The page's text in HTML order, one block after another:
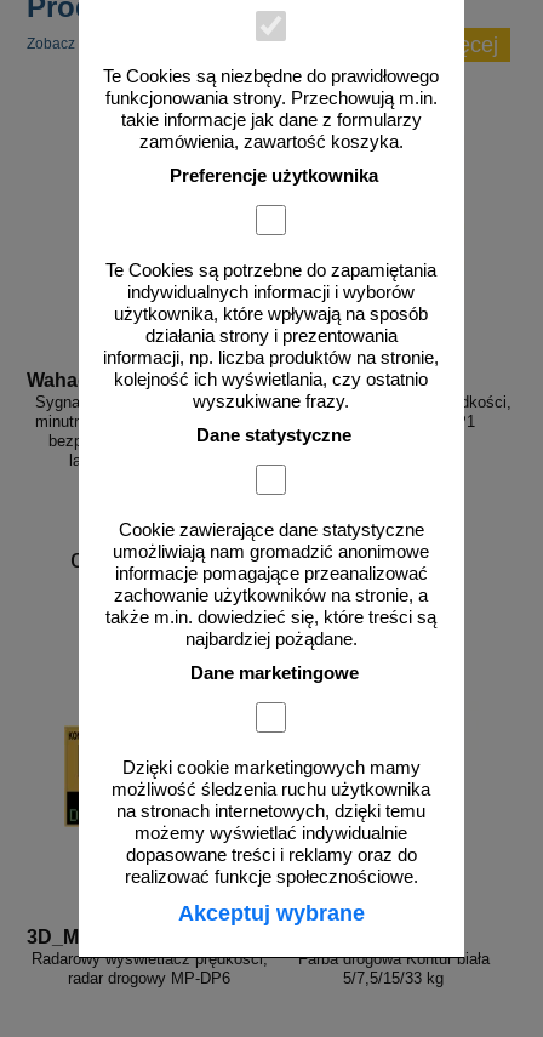
Te Cookies są niezbędne do prawidłowego
funkcjonowania strony. Przechowują m.in.
takie informacje jak dane z formularzy
zamówienia, zawartość koszyka.
Preferencje użytkownika
Te Cookies są potrzebne do zapamiętania
indywidualnych informacji i wyborów
użytkownika, które wpływają na sposób
działania strony i prezentowania
informacji, np. liczba produktów na stronie,
kolejność ich wyświetlania, czy ostatnio
wyszukiwane frazy.
Dane statystyczne
Cookie zawierające dane statystyczne
umożliwiają nam gromadzić anonimowe
informacje pomagające przeanalizować
zachowanie użytkowników na stronie, a
także m.in. dowiedzieć się, które treści są
najbardziej pożądane.
Dane marketingowe
Dzięki cookie marketingowych mamy
możliwość śledzenia ruchu użytkownika
na stronach internetowych, dzięki temu
możemy wyświetlać indywidualnie
dopasowane treści i reklamy oraz do
realizować funkcje społecznościowe.
Akceptuj wybrane
Zobacz inne popularne produkty w tej kategorii. zobacz więcej
Wahadlo 20 min
Sygnalizacja świetlna drogowa z
minutnikiem, tymczasowa, LED,
bezprzewodowa, wahadłowa,
lampy 20 cm - komplet
od 6226,88 zł
5062,50 zł netto
do koszyka
3D_MP-DP1
Radarowy wyświetlacz prędkości,
radar drogowy MP-DP1
zobacz
3D_MP-DP6
Radarowy wyświetlacz prędkości,
radar drogowy MP-DP6
Farba drogowa Kontur biała
5/7,5/15/33 kg